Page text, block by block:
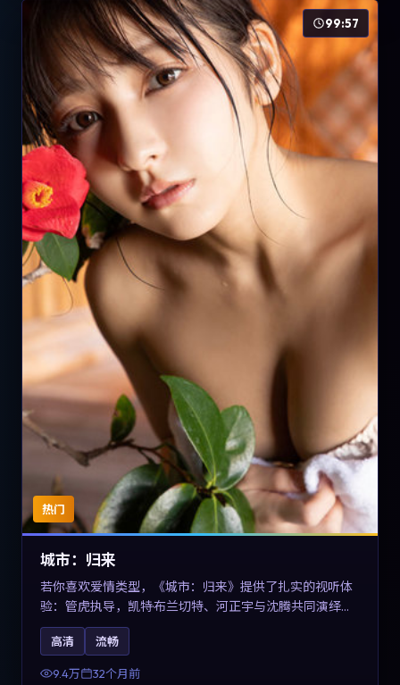
热门
99:57
城市：归来
若你喜欢爱情类型，《城市：归来》提供了扎实的视听体
验：管虎执导，凯特·布兰切特、河正宇与沈腾共同演绎。
影片2023年于德国上映，内容在有限空间内完成高密度的
戏剧冲突，关键词包含高清流畅、人物关系与情节反转，
适合检索「2023爱情」「德国电影」的用户。
高清 流畅
9.4万 32个月前